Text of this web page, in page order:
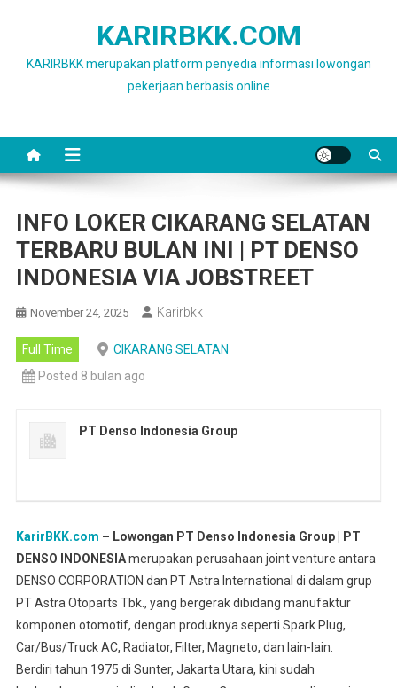
KARIRBKK.COM
KARIRBKK merupakan platform penyedia informasi lowongan
pekerjaan berbasis online
INFO LOKER CIKARANG SELATAN
TERBARU BULAN INI | PT DENSO
INDONESIA VIA JOBSTREET
November 24, 2025 Karirbkk
Full Time
CIKARANG SELATAN
Posted 8 bulan ago
PT Denso Indonesia Group
KarirBKK.com – Lowongan PT Denso Indonesia Group | PT
DENSO INDONESIAmerupakan perusahaan joint venture antara
DENSO CORPORATION dan PT Astra International di dalam grup
PT Astra Otoparts Tbk., yang bergerak dibidang manufaktur
komponen otomotif, dengan produknya seperti Spark Plug,
Car/Bus/Truck AC, Radiator, Filter, Magneto, dan lain-lain.
Berdiri tahun 1975 di Sunter, Jakarta Utara, kini sudah